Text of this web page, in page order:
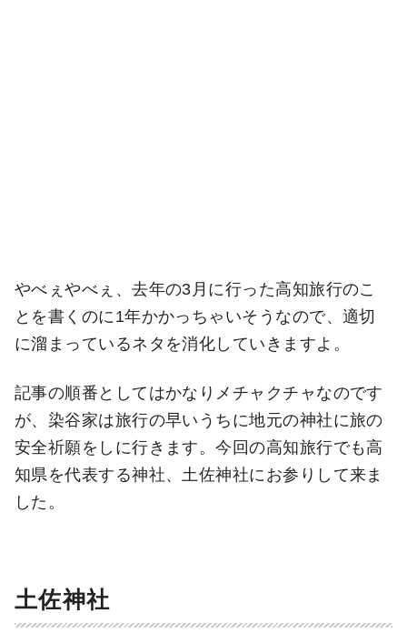
やべぇやべぇ、去年の3月に行った高知旅行のこ
とを書くのに1年かかっちゃいそうなので、適切
に溜まっているネタを消化していきますよ。
記事の順番としてはかなりメチャクチャなのです
が、染谷家は旅行の早いうちに地元の神社に旅の
安全祈願をしに行きます。今回の高知旅行でも高
知県を代表する神社、土佐神社にお参りして来ま
した。
土佐神社